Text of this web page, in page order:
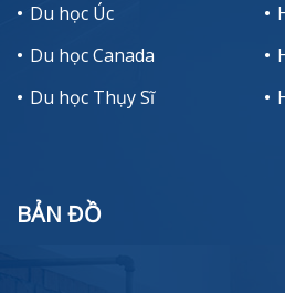
Du học Úc
Du học Canada
Du học Thụy Sĩ
BẢN ĐỒ